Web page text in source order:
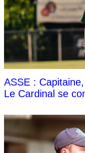
ASSE :
Le Cardinal se